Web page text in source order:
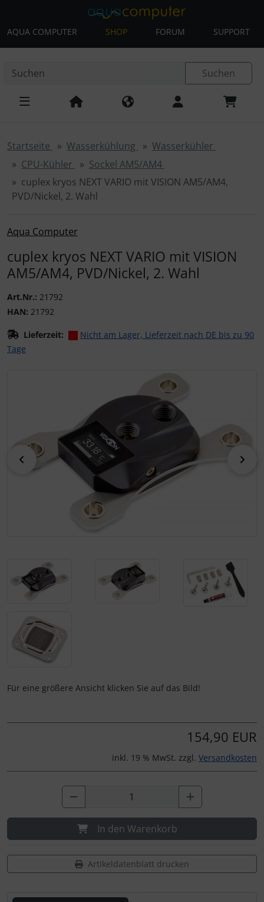
AQUA COMPUTER SHOP FORUM SUPPORT
Springe zum Inhalt
Suchen
Startseite Wasserkühlung
Wasserkühler
CPU-Kühler
Sockel AM5/AM4
cuplex kryos NEXT VARIO mit VISION AM5/AM4,
PVD/Nickel, 2. Wahl
Aqua Computer
cuplex kryos NEXT VARIO mit VISION
AM5/AM4, PVD/Nickel, 2. Wahl
Art.Nr.: 21792
HAN: 21792
Lieferzeit:
Nicht am Lager, Lieferzeit nach DE bis zu 90
Tage
zurück
Für eine größere Ansicht klicken Sie auf das Bild!
154,90 EUR
inkl. 19 % MwSt. zzgl. Versandkosten
In den Warenkorb
Artikeldatenblatt drucken